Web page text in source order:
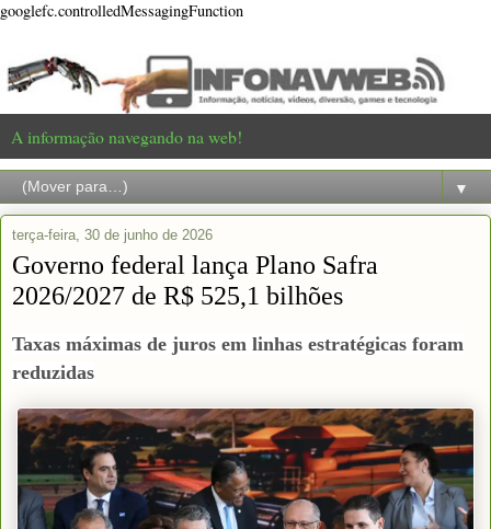
googlefc.controlledMessagingFunction
A informação navegando na web!
▼
terça-feira, 30 de junho de 2026
Governo federal lança Plano Safra
2026/2027 de R$ 525,1 bilhões
Taxas máximas de juros em linhas estratégicas foram
reduzidas